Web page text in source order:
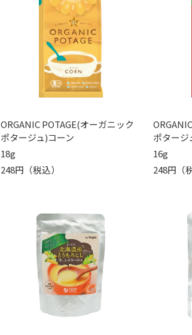
ORGANIC POTAGE(オーガニック
ポタージュ)コーン
18g
248円（税込）
ポタージ
16g
248円（